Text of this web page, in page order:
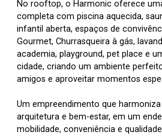
No rooftop, o Harmonic oferece
completa com piscina aquecida,
infantil aberta, espaços de
Gourmet, Churrasqueira à gás,
academia, playground, pet place e
cidade, criando um ambiente
amigos e aproveitar momentos
Um empreendimento que
arquitetura e bem-estar, em um
mobilidade, conveniência e